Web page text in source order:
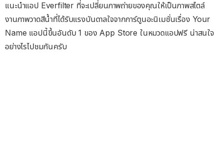
แนะนำแอป Everfilter ที่จะเปลี่ยนภาพถ่ายของคุณให้เป็นภาพสไตล์
งานภาพวาดสีน้ำที่ได้รับแรงบันดาลใจจากการ์ตูนอะนิเมชั่นเรื่อง Your
Name แอปนี้ขึ้นอันดับ 1 ของ App Store ในหมวดแอปฟรี น่าสนใจ
อย่างไรไปชมกันครับ